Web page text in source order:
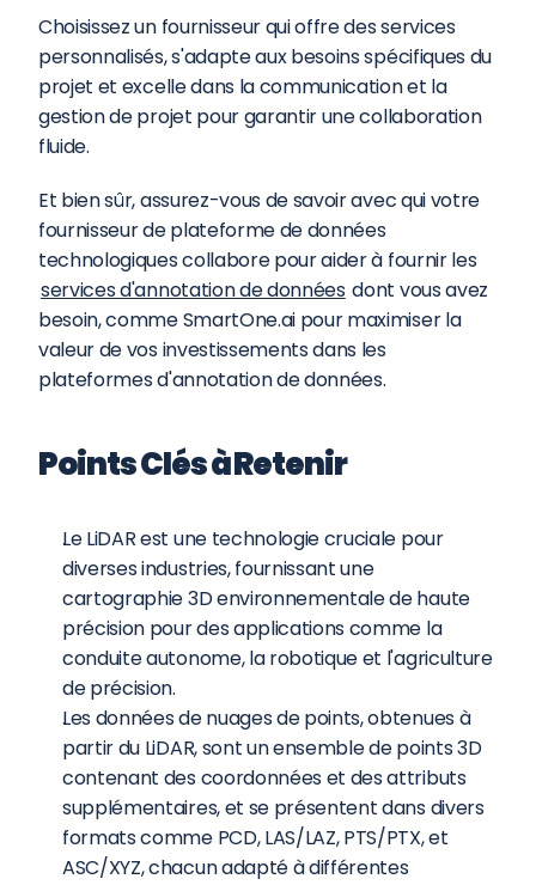
Choisissez un fournisseur qui offre des services
personnalisés, s'adapte aux besoins spécifiques du
projet et excelle dans la communication et la
gestion de projet pour garantir une collaboration
fluide.
Et bien sûr, assurez-vous de savoir avec qui votre
fournisseur de plateforme de données
services d'annotation de données dont vous avez
besoin, comme SmartOne.ai pour maximiser la
valeur de vos investissements dans les
plateformes d'annotation de données.
Points Clés à Retenir
Le LiDAR est une technologie cruciale pour
diverses industries, fournissant une
cartographie 3D environnementale de haute
précision pour des applications comme la
conduite autonome, la robotique et l'agriculture
de précision.
Les données de nuages de points, obtenues à
partir du LiDAR, sont un ensemble de points 3D
contenant des coordonnées et des attributs
supplémentaires, et se présentent dans divers
formats comme PCD, LAS/LAZ, PTS/PTX, et
ASC/XYZ, chacun adapté à différentes